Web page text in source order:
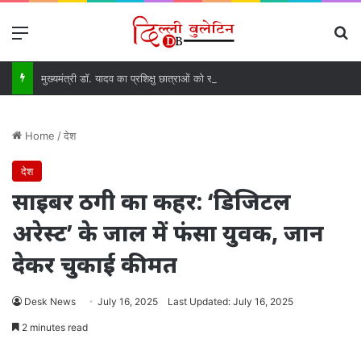
Menu
Home /देश
देश
साइबर ठगी का कहर: ‘डिजिटल
अरेस्ट’ के जाल में फंसा युवक, जान
देकर चुकाई कीमत
Desk News July 16, 2025 Last Updated: July 16, 2025
2 minutes read